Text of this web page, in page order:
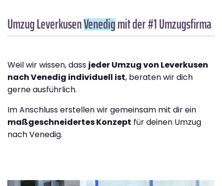
Umzug LeverkusenVenedigmit der #1 Umzugsfirma
Weil wir wissen, dass jeder Umzug von Leverkusen
nach Venedig individuell ist, beraten wir dich
gerne ausführlich.
Im Anschluss erstellen wir gemeinsam mit dir ein
maßgeschneidertes Konzept für deinen Umzug
nach Venedig.